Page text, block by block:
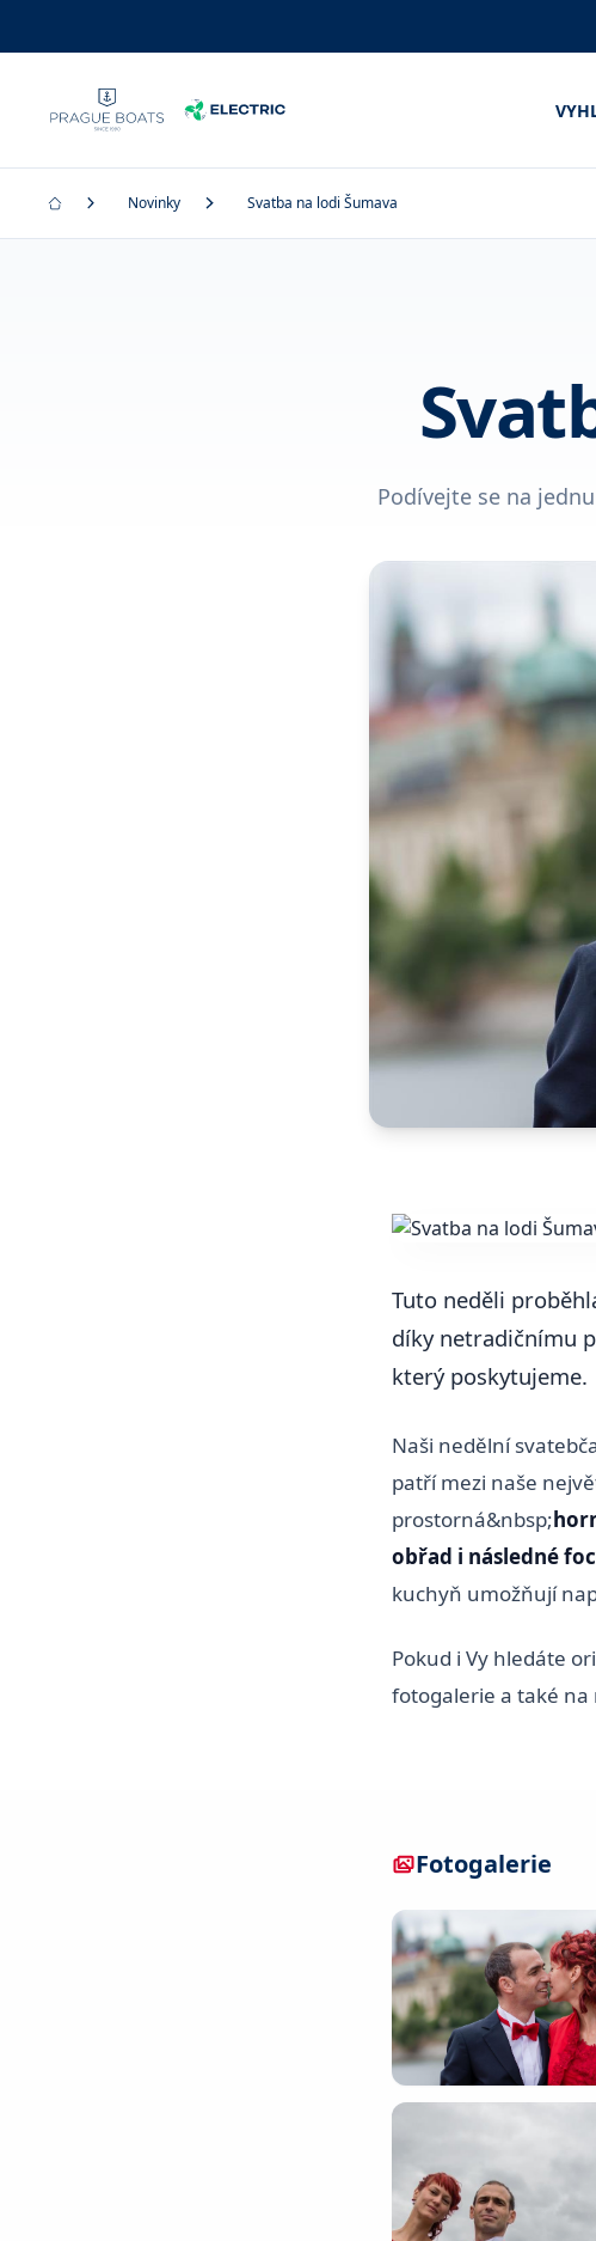
Novinky Svatba na lodi Šumava
Podívejte se na
Tuto neděli
díky netradičnímu
který poskytujeme.
Naši nedělní
patří mezi naše
prostorná&nbsp;
obřad i následné
kuchyň umožňují
Pokud i Vy hledáte
fotogalerie a také na
Fotogalerie